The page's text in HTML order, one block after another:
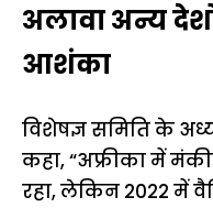
अलावा अन्य
आशंका
विशेषज्ञ समिति के
कहा, “अफ्रीका में
रहा, लेकिन 2022 में